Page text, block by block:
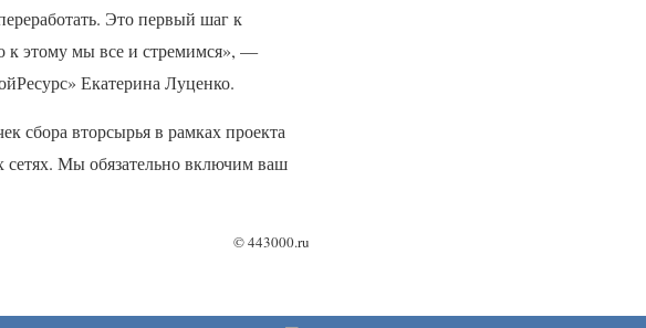
Это первый шаг к
к этому мы все и стремимся», —
Екатерина Луценко.
сбора вторсырья в рамках проекта
сетях. Мы обязательно включим ваш
©443000.ru